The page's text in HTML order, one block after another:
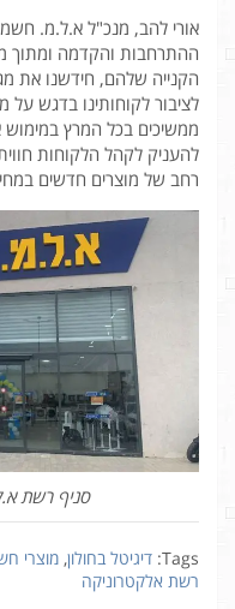
אורי להב, מנכ"ל א.ל.מ.
ההתרחבות והקדמה ומתוך
הקנייה שלהם, חידשנו את
לציבור לקוחותינו בדגש על
ממשיכים בכל המרץ
להעניק לקהל הלקוחות חווית
רחב של מוצרים חדשים
סניף רשת
Tags: דיגיטל בחולון, מוצרי
רשת אלקטרוניקה